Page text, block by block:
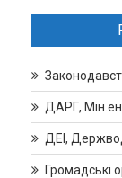
ДАРГ,
ДЕІ,
Громадські